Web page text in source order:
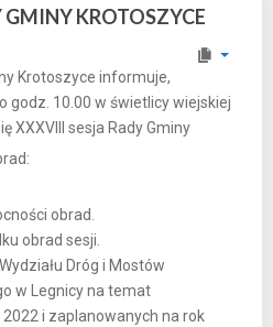
KROTOSZYCE
Krotoszyce informuje,
godz. 10.00 w świetlicy wiejskiej
XXXVIII sesja Rady Gminy
obrad.
obrad sesji.
Dróg i Mostów
w Legnicy na temat
i zaplanowanych na rok